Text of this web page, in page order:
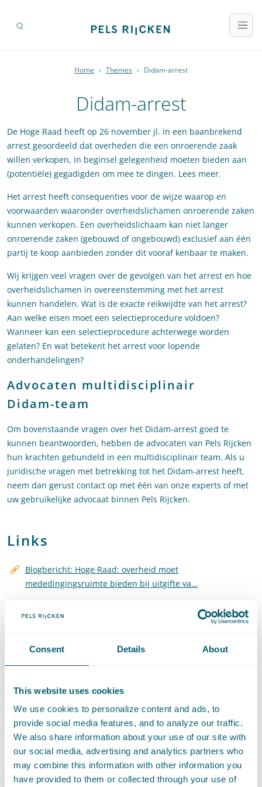
Consent Details About
This website uses cookies
We use cookies to personalize content and ads, to
provide social media features, and to analyze our traffic.
We also share information about your use of our site with
our social media, advertising and analytics partners who
may combine this information with other information you
have provided to them or collected through your use of
Home › Themes › Didam-arrest
Didam-arrest
De Hoge Raad heeft op 26 november jl. in een baanbrekend
arrest geoordeeld dat overheden die een onroerende zaak
willen verkopen, in beginsel gelegenheid moeten bieden aan
(potentiële) gegadigden om mee te dingen. Lees meer.
Het arrest heeft consequenties voor de wijze waarop en
voorwaarden waaronder overheidslichamen onroerende zaken
kunnen verkopen. Een overheidslichaam kan niet langer
onroerende zaken (gebouwd of ongebouwd) exclusief aan één
partij te koop aanbieden zonder dit vooraf kenbaar te maken.
Wij krijgen veel vragen over de gevolgen van het arrest en hoe
overheidslichamen in overeenstemming met het arrest
kunnen handelen. Wat is de exacte reikwijdte van het arrest?
Aan welke eisen moet een selectieprocedure voldoen?
Wanneer kan een selectieprocedure achterwege worden
gelaten? En wat betekent het arrest voor lopende
onderhandelingen?
Advocaten multidisciplinair
Didam-team
Om bovenstaande vragen over het Didam-arrest goed te
kunnen beantwoorden, hebben de advocaten van Pels Rijcken
hun krachten gebundeld in een multidisciplinair team. Als u
juridische vragen met betrekking tot het Didam-arrest heeft,
neem dan gerust contact op met één van onze experts of met
uw gebruikelijke advocaat binnen Pels Rijcken.
Links
Blogbericht: Hoge Raad: overheid moet
mededingingsruimte bieden bij uitgifte va…
Contact